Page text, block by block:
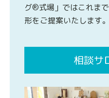
グ®式場」ではこれま
形をご提案いたします。
相談サ